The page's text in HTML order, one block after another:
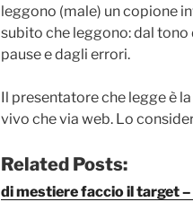
leggono (male) un copione
subito che leggono: dal tono
pause e dagli errori.
Il presentatore che legge è
vivo che via web. Lo
Related Posts:
di mestiere faccio il target